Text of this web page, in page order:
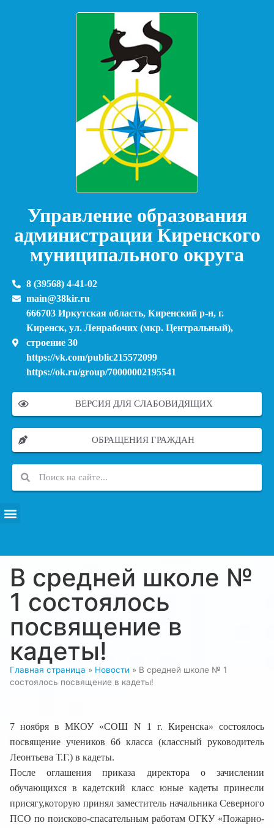
Управление образования
администрации Киренского
муниципального округа
8 (39568) 4-41-02
main@38kir.ru
666703 Иркутская область, Киренский р-н, г.
Киренск, ул. Ленрабочих (мкр. Центральный),
строение 30
https://vk.com/public215572099
https://ok.ru/group/70000002195541
ВЕРСИЯ ДЛЯ СЛАБОВИДЯЩИХ
ОБРАЩЕНИЯ ГРАЖДАН
В средней школе №
1 состоялось
посвящение в
кадеты!
Главная страница » Новости » В средней школе № 1
состоялось посвящение в кадеты!
7 ноября в МКОУ «СОШ N 1 г. Киренска» состоялось
посвящение учеников 6б класса (классный руководитель
Леонтьева Т.Г.) в кадеты.
После оглашения приказа директора о зачислении
обучающихся в кадетский класс юные кадеты принесли
присягу,которую принял заместитель начальника Северного
ПСО по поисково-спасательным работам ОГКУ «Пожарно-